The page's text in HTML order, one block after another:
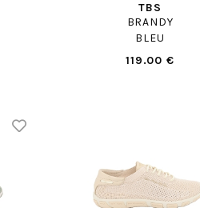
TBS
BRANDY
BLEU
119.00 €